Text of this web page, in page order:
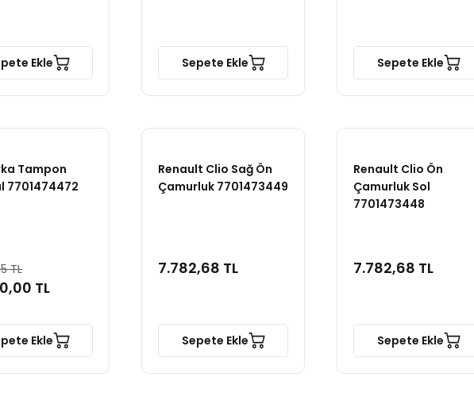
Ekle Sepete Ekle Sepete Ekle
Tampon
7701474472
TL
TL
Ekle
Renault Clio Sağ Ön
Çamurluk 7701473449
7.782,68 TL
Sepete Ekle
Renault Clio Ön
Çamurluk Sol
7701473448
7.782,68 TL
Sepete Ekle